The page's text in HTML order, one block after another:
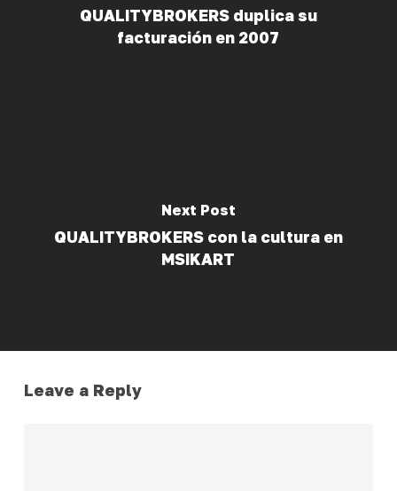
QUALITYBROKERS duplica su
facturación en 2007
Next Post
QUALITYBROKERS con la cultura en
MSIKART
Leave a Reply